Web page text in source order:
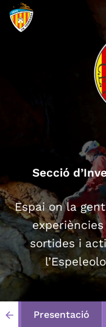
Secció
Espai on la
sortides i
Presentació
arrow_back